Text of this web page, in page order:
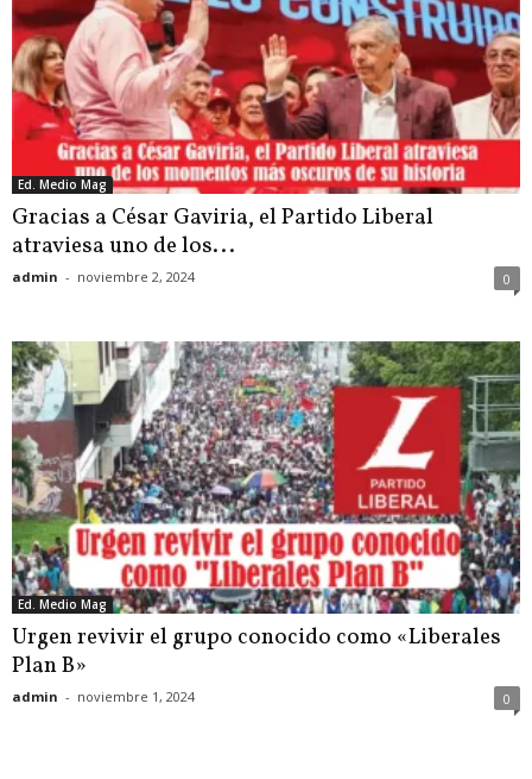
Ed. Medio Mag
Gracias a César Gaviria, el Partido Liberal
atraviesa uno de los...
admin - noviembre 2, 2024 0
Ed. Medio Mag
Urgen revivir el grupo conocido como «Liberales
Plan B»
admin - noviembre 1, 2024 0